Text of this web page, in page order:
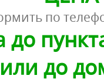
по
до
до